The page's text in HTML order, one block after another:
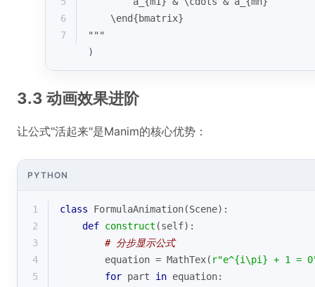
6
    \end{bmatrix}
7
"""
)
3.3 动画效果进阶
让公式"活起来"是Manim的核心优势：
PYTHON
1 class FormulaAnimation(Scene):
2
def construct (self):
3
# 分步显示公式
4
        equation = MathTex(
r"e^{i\pi} + 1 =
5
for part in equation: